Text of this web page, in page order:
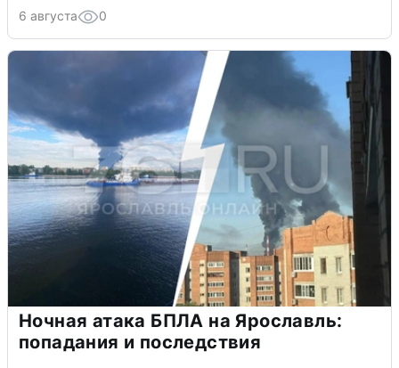
6 августа 0
Ночная атака БПЛА на Ярославль:
попадания и последствия